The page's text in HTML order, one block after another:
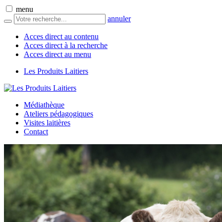
menu
annuler
Acces direct au contenu
Acces direct à la recherche
Acces direct au menu
Les Produits Laitiers
Médiathèque
Ateliers pédagogiques
Visites laitières
Contact